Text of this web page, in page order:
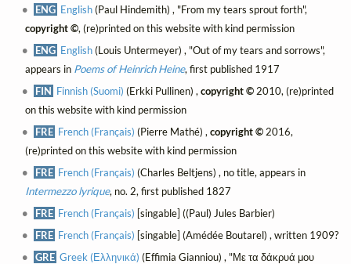
ENG English(Paul Hindemith) , "From my tears sprout forth",
copyright ©, (re)printed on this website with kind permission
ENG English(Louis Untermeyer) , "Out of my tears and sorrows",
appears in Poems of Heinrich Heine, first published 1917
FIN Finnish (Suomi) (Erkki Pullinen) ,copyright © 2010, (re)printed
on this website with kind permission
FRE French (Français) (Pierre Mathé) ,copyright © 2016,
(re)printed on this website with kind permission
FRE French (Français) (Charles Beltjens) , no title, appears in
Intermezzo lyrique, no. 2, first published 1827
FRE French (Français) [singable] ((Paul) Jules Barbier)
FRE French (Français) [singable] (Amédée Boutarel) , written 1909?
GRE Greek (Ελληνικά) (Effimia Gianniou) , "Με τα δάκρυά μου